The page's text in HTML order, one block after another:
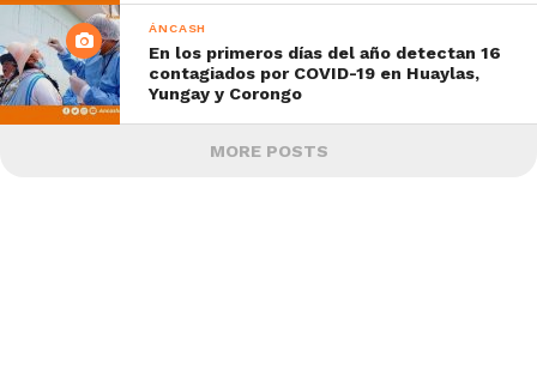
ÁNCASH
En los primeros días del año detectan 16
contagiados por COVID-19 en Huaylas,
Yungay y Corongo
MORE POSTS